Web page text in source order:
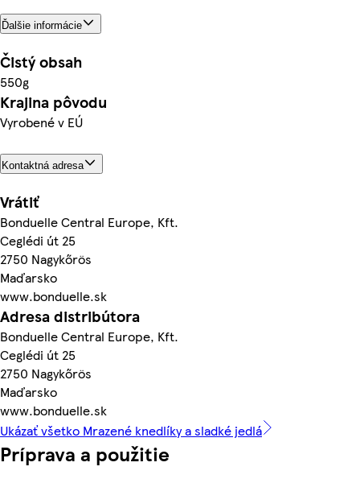
Ďalšie informácie
Čistý obsah
550g
Krajina pôvodu
Vyrobené v EÚ
Kontaktná adresa
Vrátiť
Bonduelle Central Europe, Kft.
Ceglédi út 25
2750 Nagykőrös
Maďarsko
www.bonduelle.sk
Adresa distribútora
Bonduelle Central Europe, Kft.
Ceglédi út 25
2750 Nagykőrös
Maďarsko
www.bonduelle.sk
Ukázať všetko Mrazené knedlíky a sladké jedlá
Príprava a použitie